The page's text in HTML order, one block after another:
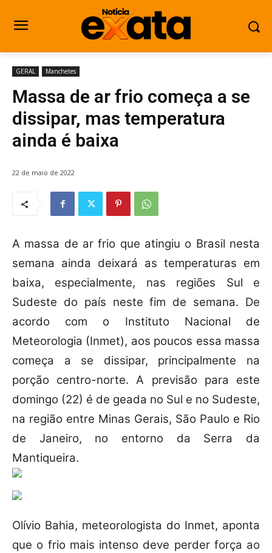
GERAL Manchetes
Massa de ar frio começa a se
dissipar, mas temperatura
ainda é baixa
22 de maio de 2022
A massa de ar frio que atingiu o Brasil nesta
semana ainda deixará as temperaturas em
baixa, especialmente, nas regiões Sul e
Sudeste do país neste fim de semana. De
acordo com o Instituto Nacional de
Meteorologia (Inmet), aos poucos essa massa
começa a se dissipar, principalmente na
porção centro-norte. A previsão para este
domingo (22) é de geada no Sul e no Sudeste,
na região entre Minas Gerais, São Paulo e Rio
de Janeiro, no entorno da Serra da
Mantiqueira.
Olívio Bahia, meteorologista do Inmet, aponta
que o frio mais intenso deve perder força ao